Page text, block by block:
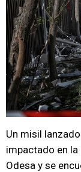
Un misil
impactado en
Odesa y se